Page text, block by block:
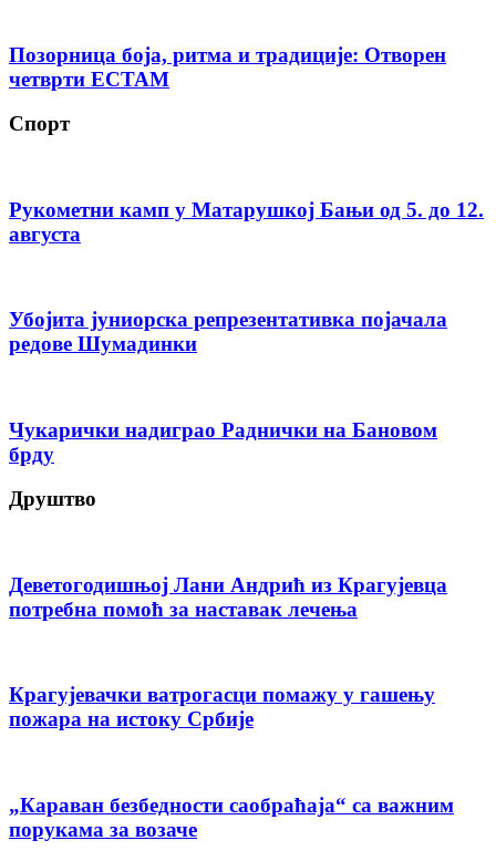
Позорница боја, ритма и традиције: Отворен
четврти ЕСТАМ
Спорт
Рукометни камп у Матарушкој Бањи од 5. до 12.
августа
Убојита јуниорска репрезентативка појачала
редове Шумадинки
Чукарички надиграо Раднички на Бановом
брду
Друштво
Деветогодишњој Лани Андрић из Крагујевца
потребна помоћ за наставак лечења
Крагујевачки ватрогасци помажу у гашењу
пожара на истоку Србије
„Караван безбедности саобраћаја“ са важним
порукама за возаче